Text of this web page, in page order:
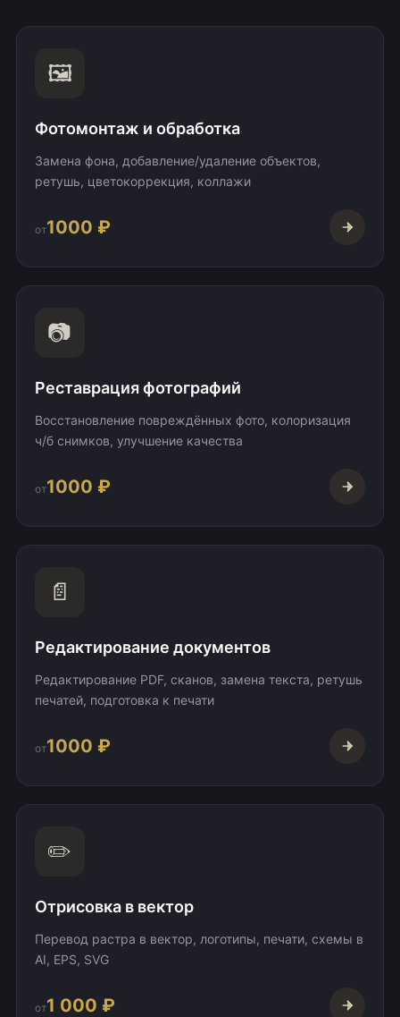
🖼️
Фотомонтаж и обработка
Замена фона, добавление/удаление объектов,
ретушь, цветокоррекция, коллажи
от1000 ₽
📷
Реставрация фотографий
Восстановление повреждённых фото, колоризация
ч/б снимков, улучшение качества
от1000 ₽
📄
Редактирование документов
Редактирование PDF, сканов, замена текста, ретушь
печатей, подготовка к печати
от1000 ₽
✏️
Отрисовка в вектор
Перевод растра в вектор, логотипы, печати, схемы в
AI, EPS, SVG
от1 000 ₽